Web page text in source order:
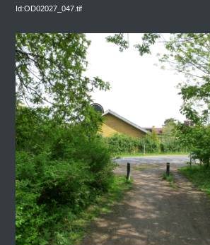
Id:OD02027_047.tif